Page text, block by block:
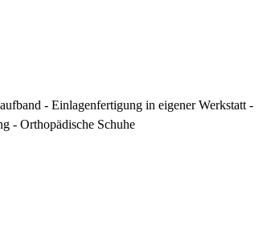
- Einlagenfertigung in eigener Werkstatt -
- Orthopädische Schuhe